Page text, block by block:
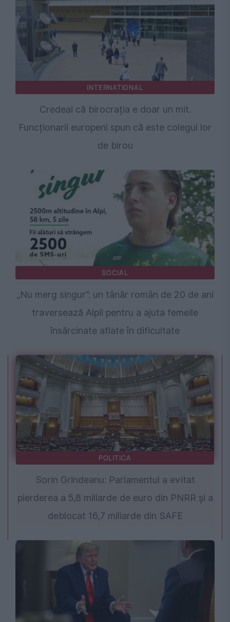
INTERNATIONAL
Credeai că birocrația e doar un mit.
Funcționarii europeni spun că este colegul lor
de birou
SOCIAL
„Nu merg singur”: un tânăr român de 20 de ani
traversează Alpii pentru a ajuta femeile
însărcinate aflate în dificultate
POLITICA
Sorin Grindeanu: Parlamentul a evitat
pierderea a 5,8 miliarde de euro din PNRR și a
deblocat 16,7 miliarde din SAFE